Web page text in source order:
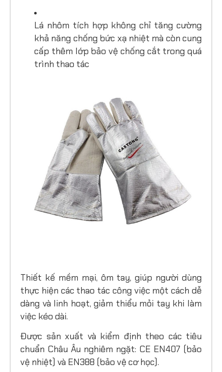
Lá nhôm tích hợp không chỉ tăng cường
khả năng chống bức xạ nhiệt mà còn cung
cấp thêm lớp bảo vệ chống cắt trong quá
trình thao tác
Thiết kế mềm mại, ôm tay, giúp người dùng
thực hiện các thao tác công việc một cách dễ
dàng và linh hoạt, giảm thiểu mỏi tay khi làm
việc kéo dài.
Được sản xuất và kiểm định theo các tiêu
chuẩn Châu Âu nghiêm ngặt: CE EN407 (bảo
vệ nhiệt) và EN388 (bảo vệ cơ học).